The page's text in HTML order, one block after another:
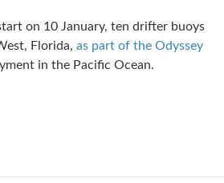
on 10 January, ten drifter buoys
Florida, as part of the Odyssey
in the Pacific Ocean.